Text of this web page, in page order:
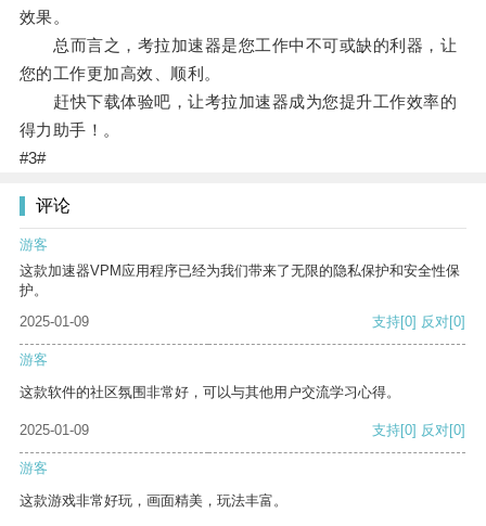
效果。
总而言之，考拉加速器是您工作中不可或缺的利器，让
您的工作更加高效、顺利。
赶快下载体验吧，让考拉加速器成为您提升工作效率的
得力助手！。
#3#
评论
游客
这款加速器VPM应用程序已经为我们带来了无限的隐私保护和安全性保
护。
2025-01-09
支持[0] 反对[0]
游客
这款软件的社区氛围非常好，可以与其他用户交流学习心得。
2025-01-09 支持[0] 反对[0]
游客
这款游戏非常好玩，画面精美，玩法丰富。